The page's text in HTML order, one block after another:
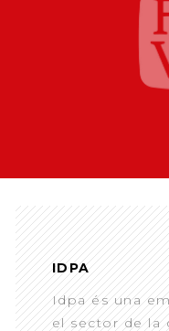
IDPA
Idpa és una
el sector de la